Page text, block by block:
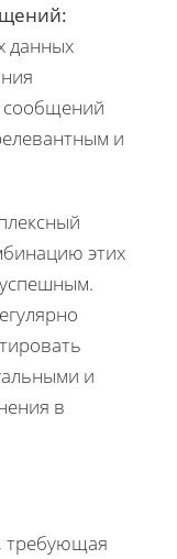
данных
сообщений
и
этих
успешным.
и
в
требующая